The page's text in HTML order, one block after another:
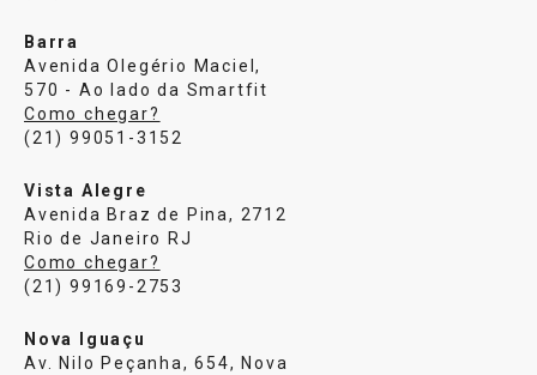
Barra
Avenida Olegério Maciel,
570 - Ao lado da Smartfit
Como chegar?
(21) 99051-3152
Vista Alegre
Avenida Braz de Pina, 2712
Rio de Janeiro RJ
Como chegar?
(21) 99169-2753
Nova Iguaçu
Av. Nilo Peçanha, 654, Nova